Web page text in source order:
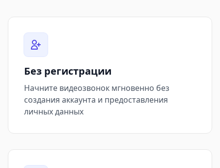
Без регистрации
Начните видеозвонок мгновенно без
создания аккаунта и предоставления
личных данных